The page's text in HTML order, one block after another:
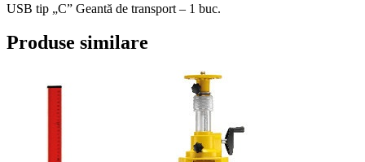
USB tip „C” Geantă de transport – 1 buc.
Produse similare